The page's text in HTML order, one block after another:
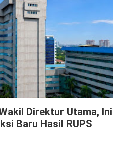
Direktur Utama, Ini
Baru Hasil RUPS